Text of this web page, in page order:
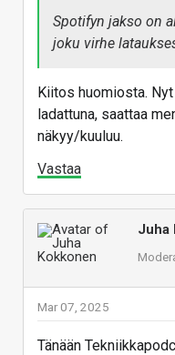
Spotifyn jakso on
joku virhe
Kiitos huomiosta.
ladattuna, saattaa
näkyy/kuuluu.
Vastaa
Juha
Mar 07, 2025
Tänään